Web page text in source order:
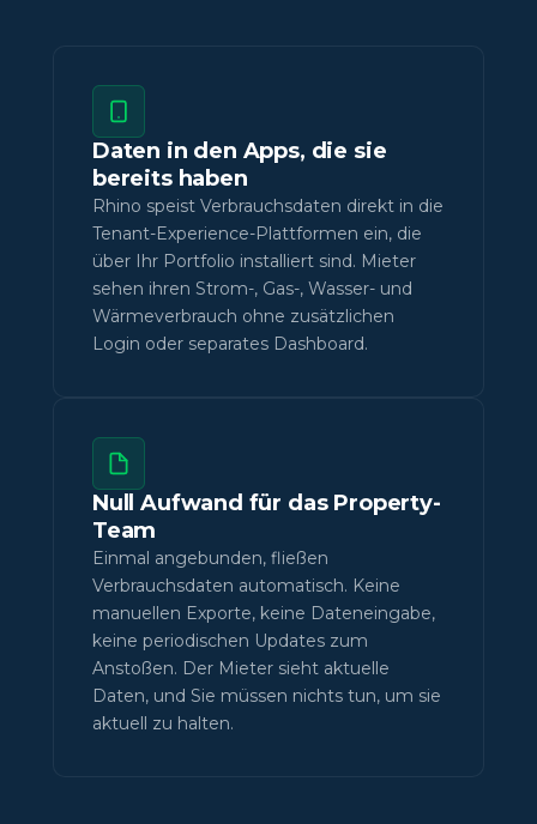
Daten in den Apps, die sie
bereits haben
Rhino speist Verbrauchsdaten direkt in die
Tenant-Experience-Plattformen ein, die
über Ihr Portfolio installiert sind. Mieter
sehen ihren Strom-, Gas-, Wasser- und
Wärmeverbrauch ohne zusätzlichen
Login oder separates Dashboard.
Null Aufwand für das Property-
Team
Einmal angebunden, fließen
Verbrauchsdaten automatisch. Keine
manuellen Exporte, keine Dateneingabe,
keine periodischen Updates zum
Anstoßen. Der Mieter sieht aktuelle
Daten, und Sie müssen nichts tun, um sie
aktuell zu halten.